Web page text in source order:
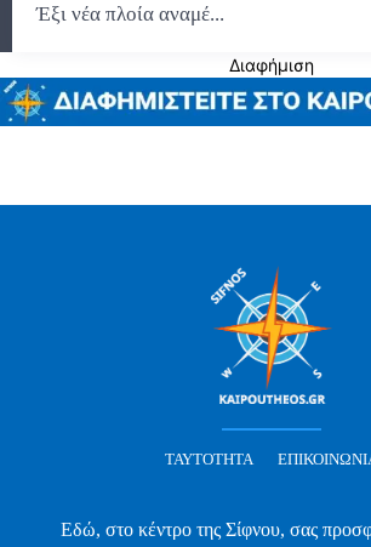
Έξι νέα πλοία αναμέ...
Διαφήμιση
ΤΑΥΤΌΤΗΤΑ
Εδώ, στο κέντρο της Σίφνου, σας